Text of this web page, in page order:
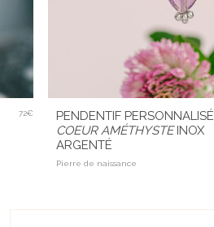
72€
PENDENTIF PERSONNALISÉ
COEUR AMÉTHYSTEINOX
ARGENTÉ
Pierre de naissance